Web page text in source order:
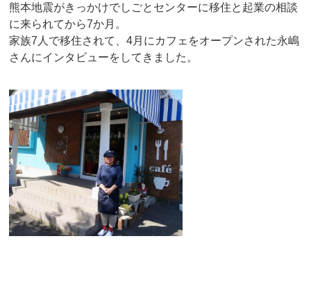
熊本地震がきっかけでしごとセンターに移住と起業の相談
に来られてから7か月。
家族7人で移住されて、4月にカフェをオープンされた永嶋
さんにインタビューをしてきました。